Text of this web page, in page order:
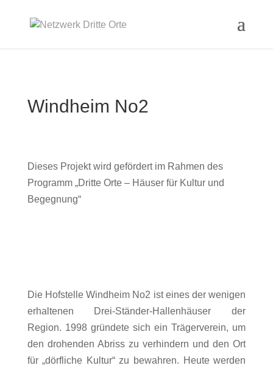
Windheim No2
Dieses Projekt wird gefördert im Rahmen des
Programm „Dritte Orte – Häuser für Kultur und
Begegnung“
Die Hofstelle Windheim No2 ist eines der wenigen
erhaltenen Drei-Ständer-Hallenhäuser der
Region. 1998 gründete sich ein Trägerverein, um
den drohenden Abriss zu verhindern und den Ort
für „dörfliche Kultur“ zu bewahren. Heute werden